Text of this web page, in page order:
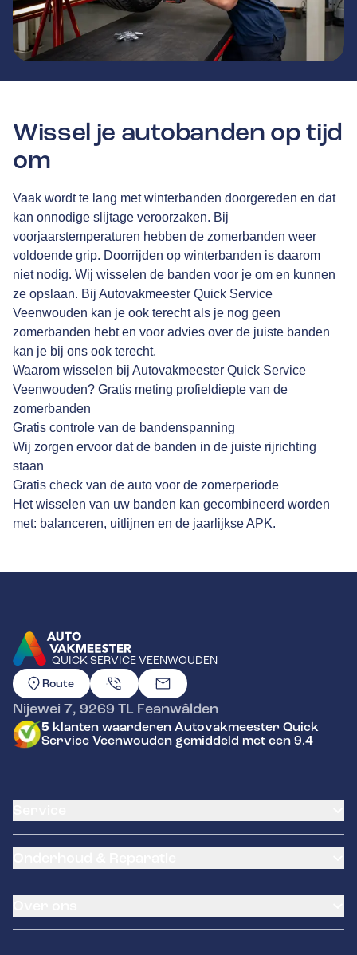
Wissel je autobanden op tijd
om
Vaak wordt te lang met winterbanden doorgereden en dat
kan onnodige slijtage veroorzaken. Bij
voorjaarstemperaturen hebben de zomerbanden weer
voldoende grip. Doorrijden op winterbanden is daarom
niet nodig. Wij wisselen de banden voor je om en kunnen
ze opslaan. Bij Autovakmeester Quick Service
Veenwouden kan je ook terecht als je nog geen
zomerbanden hebt en voor advies over de juiste banden
kan je bij ons ook terecht.
Waarom wisselen bij Autovakmeester Quick Service
Veenwouden? Gratis meting profieldiepte van de
zomerbanden
Gratis controle van de bandenspanning
Wij zorgen ervoor dat de banden in de juiste rijrichting
staan
Gratis check van de auto voor de zomerperiode
Het wisselen van uw banden kan gecombineerd worden
met: balanceren, uitlijnen en de jaarlijkse APK.
QUICK SERVICE VEENWOUDEN
GA NAAR DE HOMEPAGINA
Route
Nijewei 7, 9269 TL Feanwâlden
5 klanten waarderen Autovakmeester Quick
Service Veenwouden gemiddeld met een 9.4
Banden service
Pechhulp
Schade en reparatie